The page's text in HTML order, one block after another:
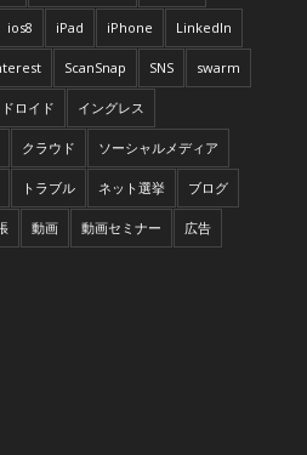
ios8 iPad iPhone LinkedIn
ScanSnap SNS swarm
ロイド イングレス
クラウド ソーシャルメディア
トラブル ネット選挙 ブログ
動画 動画セミナー 広告